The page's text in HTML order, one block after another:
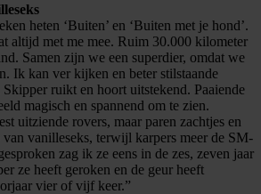
heten ‘Buiten’ en ‘Buiten met je hond’.
altijd met me mee. Ruim 30.000 kilometer
Samen zijn we een superdier, omdat we
Ik kan ver kijken en beter stilstaande
ruikt en hoort uitstekend. Paaiende
magisch en spannend om te zien.
uitziende rovers, maar paren zachtjes en
vanilleseks, terwijl karpers meer de SM-
zag ik ze eens in de zes, zeven jaar
ze heeft geroken en de geur heeft
vier of vijf keer.”